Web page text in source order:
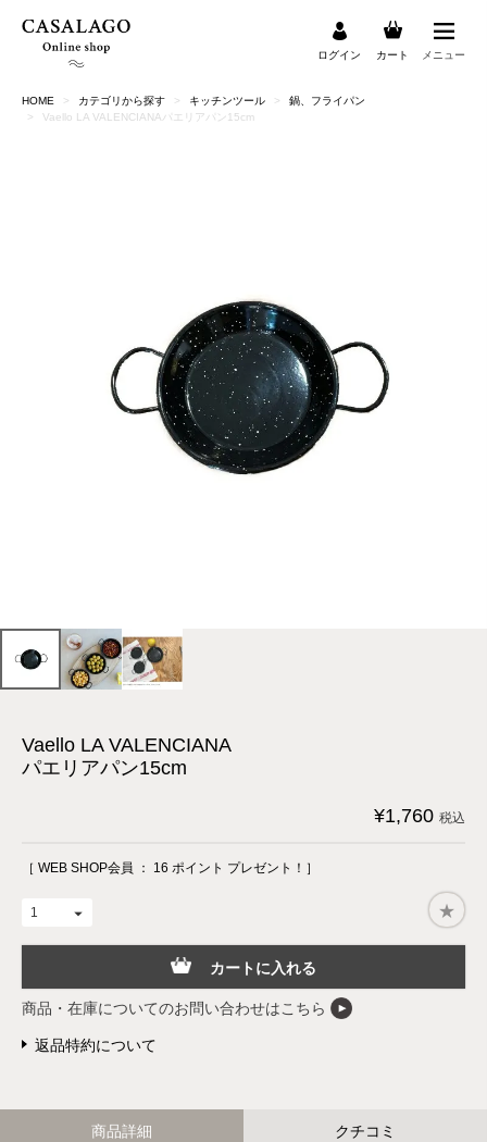
ログイン カート メニュー
HOME カテゴリから探す キッチンツール
鍋、フライパン
Vaello LA VALENCIANAパエリアパン15cm
検索
Vaello LA VALENCIANA
パエリアパン15cm
¥1,760 税込
［ WEB SHOP会員 ： 16 ポイント プレゼント！］
カートに入れる
商品・在庫についてのお問い合わせはこちら
返品特約について
商品詳細 クチコミ